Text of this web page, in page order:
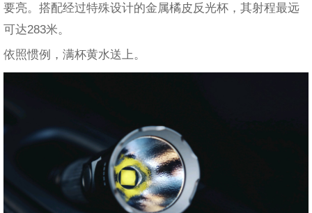
要亮。搭配经过特殊设计的金属橘皮反光杯，其射程最远
可达283米。
依照惯例，满杯黄水送上。